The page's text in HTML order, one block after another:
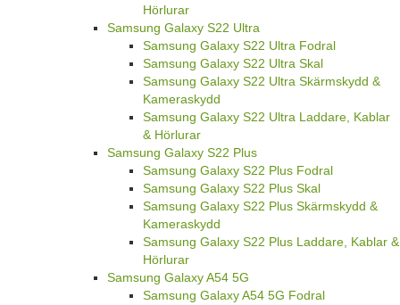
Hörlurar
Samsung Galaxy S22 Ultra
Samsung Galaxy S22 Ultra Fodral
Samsung Galaxy S22 Ultra Skal
Samsung Galaxy S22 Ultra Skärmskydd &
Kameraskydd
Samsung Galaxy S22 Ultra Laddare, Kablar
& Hörlurar
Samsung Galaxy S22 Plus
Samsung Galaxy S22 Plus Fodral
Samsung Galaxy S22 Plus Skal
Samsung Galaxy S22 Plus Skärmskydd &
Kameraskydd
Samsung Galaxy S22 Plus Laddare, Kablar &
Hörlurar
Samsung Galaxy A54 5G
Samsung Galaxy A54 5G Fodral